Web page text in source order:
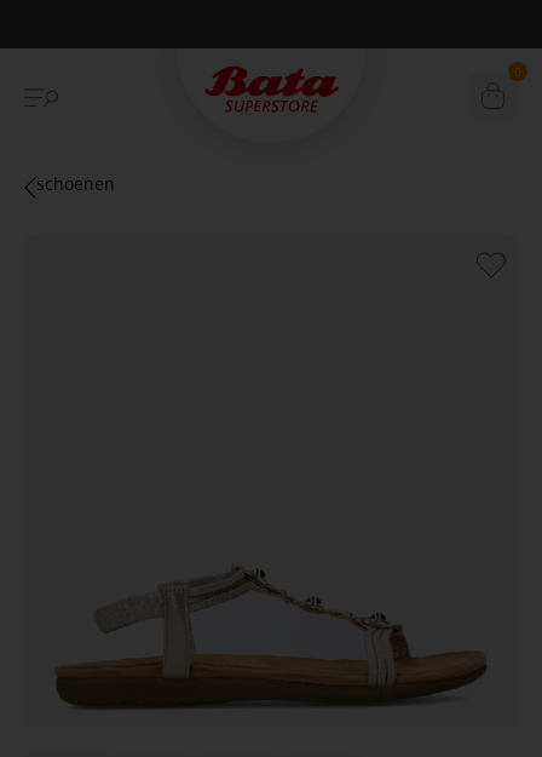
Betaal achteraf met Klarna 0
schoenen